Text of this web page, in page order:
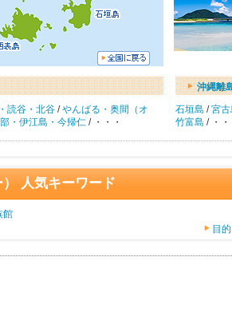
読谷・北谷 /やんばる・奥間（オ
・伊江島・今帰仁 / ・・・
沖縄離
石垣島 /宮
竹富島 / ・
人気キーワード
館
目